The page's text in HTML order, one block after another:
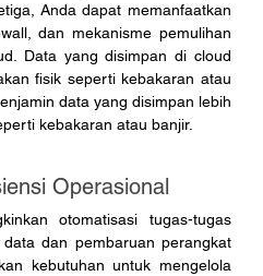
Anda dapat memanfaatkan
dan mekanisme pemulihan
Data yang disimpan di cloud
fisik seperti kebakaran atau
data yang disimpan lebih
kebakaran atau banjir.
Operasional
otomatisasi tugas-tugas
dan pembaruan perangkat
kebutuhan untuk mengelola